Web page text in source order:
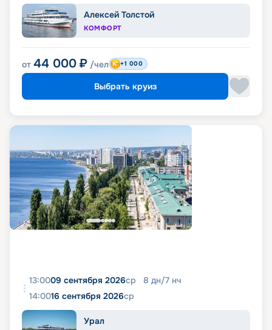
Алексей Толстой
КОМФОРТ
от 44 000 ₽ /чел +1 000
Выбрать круиз
13:0009 сентября 2026ср 8 дн/7 нч
14:0016 сентября 2026ср
Урал